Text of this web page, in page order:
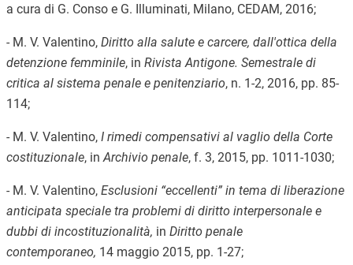
a cura di G. Conso e G. Illuminati, Milano, CEDAM, 2016;
- M. V. Valentino, Diritto alla salute e carcere, dall'ottica della
detenzione femminile, in Rivista Antigone. Semestrale di
critica al sistema penale e penitenziario, n. 1-2, 2016, pp. 85-
114;
- M. V. Valentino, I rimedi compensativi al vaglio della Corte
costituzionale, in Archivio penale, f. 3, 2015, pp. 1011-1030;
- M. V. Valentino, Esclusioni “eccellenti” in tema di liberazione
anticipata speciale tra problemi di diritto interpersonale e
dubbi di incostituzionalità, in Diritto penale
contemporaneo, 14 maggio 2015, pp. 1-27;